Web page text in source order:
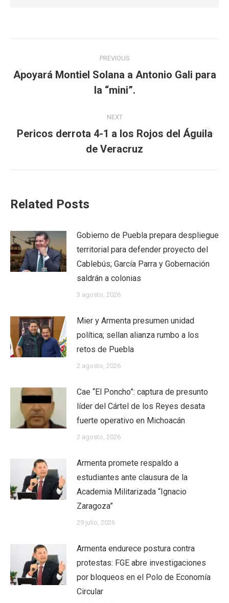
navigation
PREVIOUS
Previous
post:
Apoyará Montiel Solana a Antonio Gali para
la “mini”.
NEXT
Next
post:
Pericos derrota 4-1 a los Rojos del Águila
de Veracruz
Related Posts
Gobierno de Puebla prepara despliegue
territorial para defender proyecto del
Cablebús; García Parra y Gobernación
saldrán a colonias
3 agosto, 2026
Mier y Armenta presumen unidad
política; sellan alianza rumbo a los
retos de Puebla
2 agosto, 2026
Cae “El Poncho”: captura de presunto
líder del Cártel de los Reyes desata
fuerte operativo en Michoacán
2 agosto, 2026
Armenta promete respaldo a
estudiantes ante clausura de la
Academia Militarizada “Ignacio
Zaragoza”
29 julio, 2026
Armenta endurece postura contra
protestas: FGE abre investigaciones
por bloqueos en el Polo de Economía
Circular